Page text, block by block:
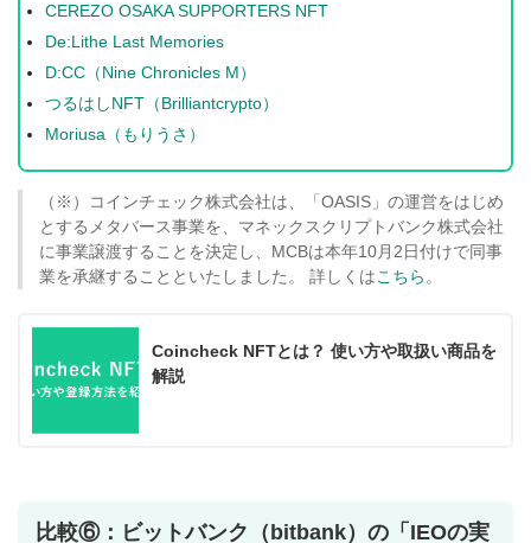
CEREZO OSAKA SUPPORTERS NFT
De:Lithe Last Memories
D:CC（Nine Chronicles M）
つるはしNFT（Brilliantcrypto）
Moriusa（もりうさ）
（※）コインチェック株式会社は、「OASIS」の運営をはじめ
とするメタバース事業を、マネックスクリプトバンク株式会社
に事業譲渡することを決定し、MCBは本年10月2日付けで同事
業を承継することといたしました。 詳しくはこちら 。
Coincheck NFTとは？ 使い方や取扱い商品を
解説
比較⑥：ビットバンク（bitbank）の「IEOの実